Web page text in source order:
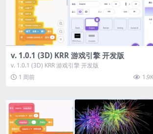
v. 1.0.1 (3D) KRR 游戏引擎 开发版
v. 1.0.1 (3D) KRR 游戏引擎 开发版
1 周前
1.9K